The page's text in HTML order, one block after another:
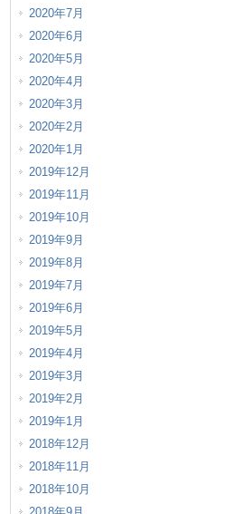
2020年7月
2020年6月
2020年5月
2020年4月
2020年3月
2020年2月
2020年1月
2019年12月
2019年11月
2019年10月
2019年9月
2019年8月
2019年7月
2019年6月
2019年5月
2019年4月
2019年3月
2019年2月
2019年1月
2018年12月
2018年11月
2018年10月